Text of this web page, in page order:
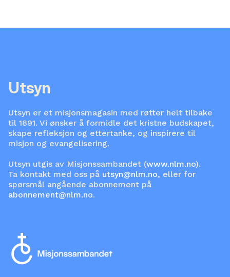
Utsyn
Utsyn er et misjonsmagasin med røtter helt tilbake
til 1891. Vi ønsker å formidle det kristne budskapet,
skape refleksjon og ettertanke, og inspirere til
misjon og evangelisering.
Utsyn utgis av Misjonssambandet (www.nlm.no).
Ta kontakt med oss på utsyn@nlm.no, eller for
spørsmål angående abonnement på
abonnement@nlm.no.